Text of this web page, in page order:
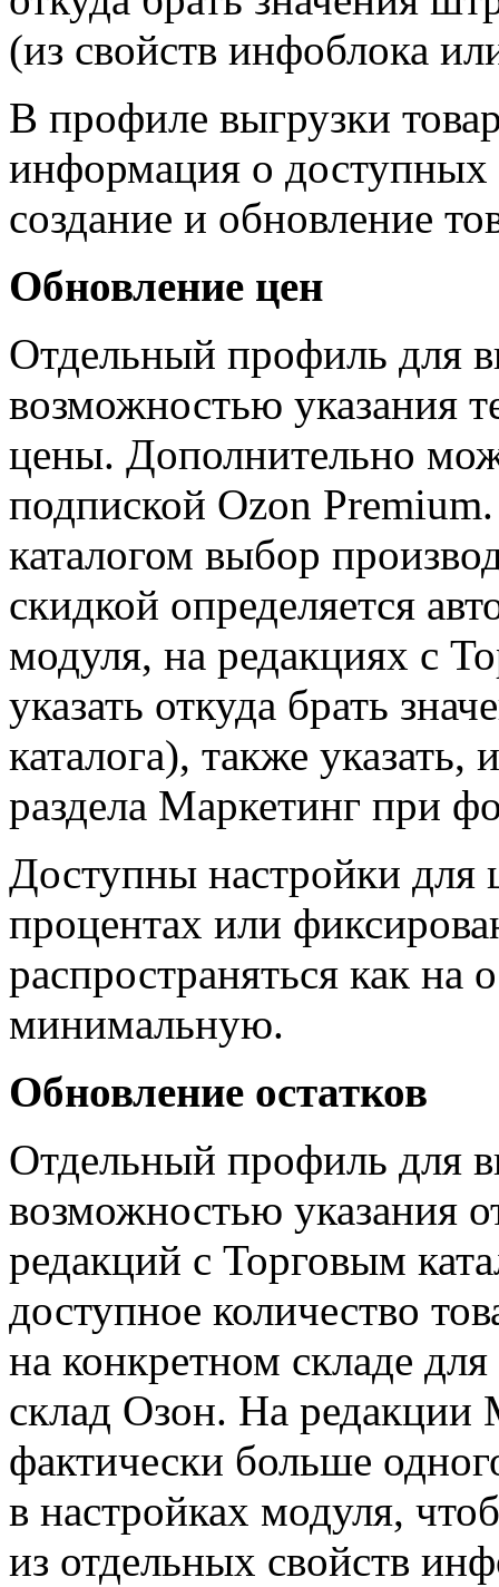
(из свойств инфоблока
В профиле выгрузки
информация о доступных
создание и обновление
Обновление цен
Отдельный профиль для
возможностью указания
цены. Дополнительно
подпиской Ozon
каталогом выбор
скидкой определяется
модуля, на редакциях с
указать откуда брать
каталога), также указать,
раздела Маркетинг при
Доступны настройки для
процентах или
распространяться как на
минимальную.
Обновление остатков
Отдельный профиль для
возможностью указания
редакций с Торговым
доступное количество
на конкретном складе
склад Озон. На редакции
фактически больше
в настройках модуля,
из отдельных свойств